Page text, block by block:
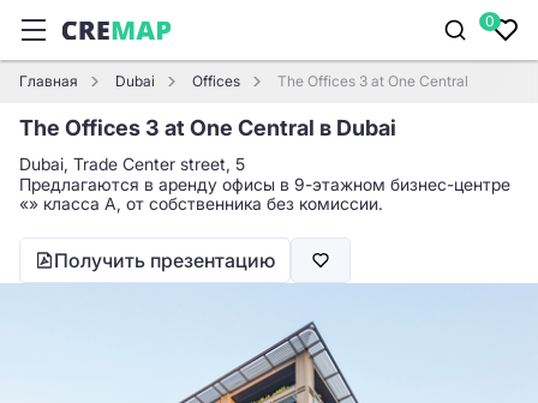
0
Главная Dubai Offices The Offices 3 at One Central
The Offices 3 at One Central в Dubai
Dubai, Trade Center street, 5
Предлагаются в аренду офисы в 9-этажном бизнес-центре
«» класса A, от собственника без комиссии.
Получить презентацию